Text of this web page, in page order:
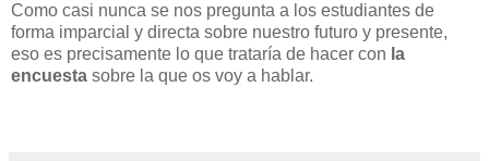
Como casi nunca se nos pregunta a los estudiantes de
forma imparcial y directa sobre nuestro futuro y presente,
eso es precisamente lo que trataría de hacer con la
encuesta sobre la que os voy a hablar.